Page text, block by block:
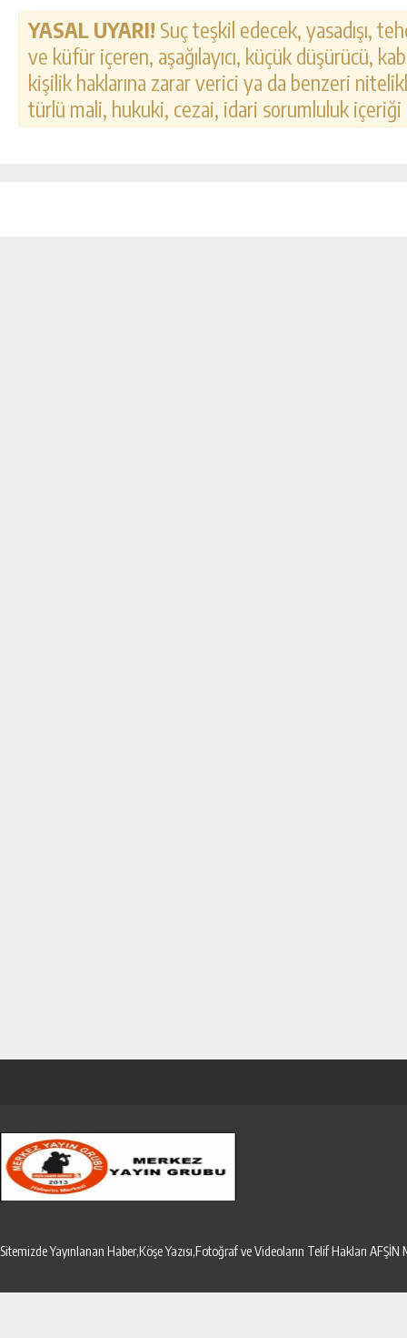
YASAL UYARI! Suç teşkil edecek, yasadışı,
ve küfür içeren, aşağılayıcı, küçük düşürücü,
kişilik haklarına zarar verici ya da benzeri
türlü mali, hukuki, cezai, idari sorumluluk
Sitemizde Yayınlanan Haber,Köşe Yazısı,Fotoğraf ve Videoların Telif Hakları